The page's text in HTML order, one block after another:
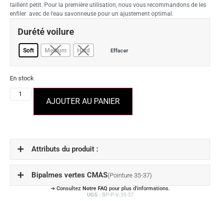
taillent petit. Pour la première utilisation, nous vous recommandons de les
enfiler avec de l’eau savonneuse pour un ajustement optimal.
Durété voilure
Soft Medium Hard Effacer
En stock
AJOUTER AU PANIER
Attributs du produit :
Bipalmes vertes CMAS(Pointure 35-37)
➔ Consultez Notre FAQ pour plus d'informations.
UGS : BP-P-V-35-37